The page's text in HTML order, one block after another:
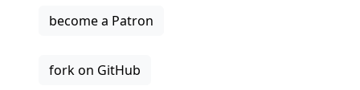
become a Patron
fork on GitHub